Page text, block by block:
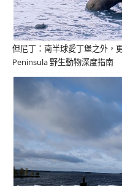
但尼丁：南半球愛丁堡之外，
Peninsula 野生動物深度指南